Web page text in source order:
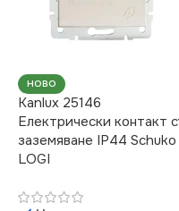
НОВО
Kanlux 25146
Електрически контакт
заземяване IP44 Schuko
LOGI